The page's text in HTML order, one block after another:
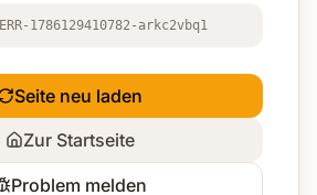
ERR-1786129410782-arkc2vbq1
Seite neu laden
Zur Startseite
Problem melden